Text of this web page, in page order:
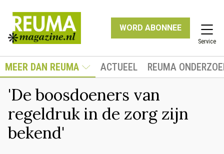
WORD ABONNEE
Service
MEER DAN REUMA ACTUEEL REUMA
'De boosdoeners van
regeldruk in de zorg zijn
bekend'